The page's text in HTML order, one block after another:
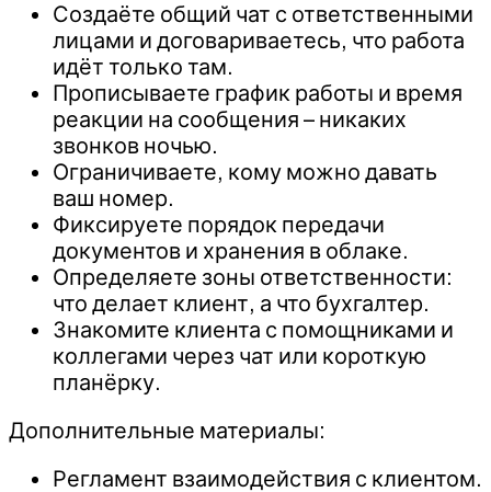
Создаёте общий чат с ответственными
лицами и договариваетесь, что работа
идёт только там.
Прописываете график работы и время
реакции на сообщения – никаких
звонков ночью.
Ограничиваете, кому можно давать
ваш номер.
Фиксируете порядок передачи
документов и хранения в облаке.
Определяете зоны ответственности:
что делает клиент, а что бухгалтер.
Знакомите клиента с помощниками и
коллегами через чат или короткую
планёрку.
Дополнительные материалы:
Регламент взаимодействия с клиентом.